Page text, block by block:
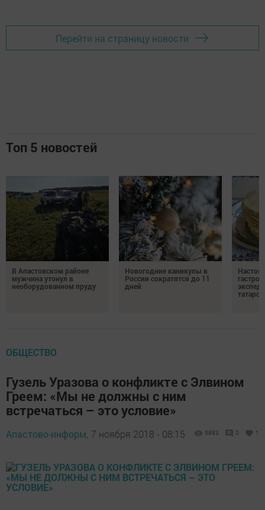
Перейти на страницу новости
Топ 5 новостей
В Апастовском районе
мужчина утонул в
необорудованном пруду
Новогодние каникулы в
России сократятся до 11
дней
ОБЩЕСТВО
Гузель Уразова о конфликте с Элвином
Греем: «Мы не должны с ним
встречаться – это условие»
Апастово-информ, 7 ноября 2018 - 08:15 5883 0 1